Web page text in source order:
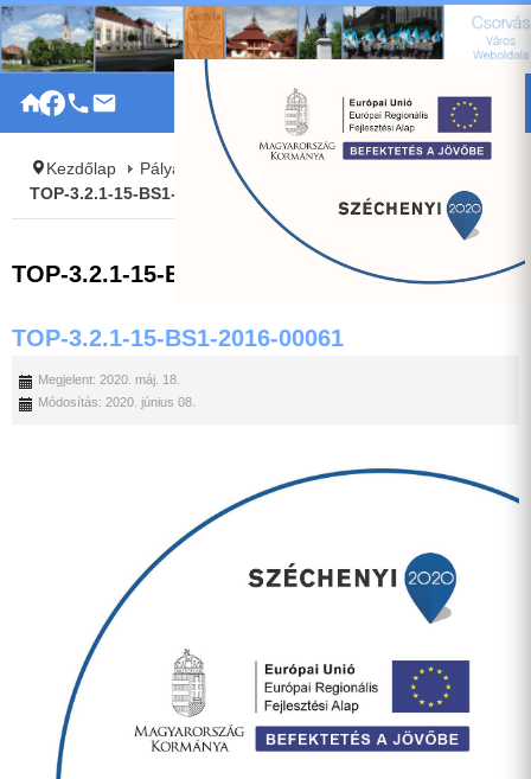
|
Kezdőlap Pályázatok
TOP-3.2.1-15-BS1-2016-00061
TOP-3.2.1-15-BS1-2016-00061
TOP-3.2.1-15-BS1-2016-00061
Megjelent: 2020. máj. 18.
Módosítás: 2020. június 08.